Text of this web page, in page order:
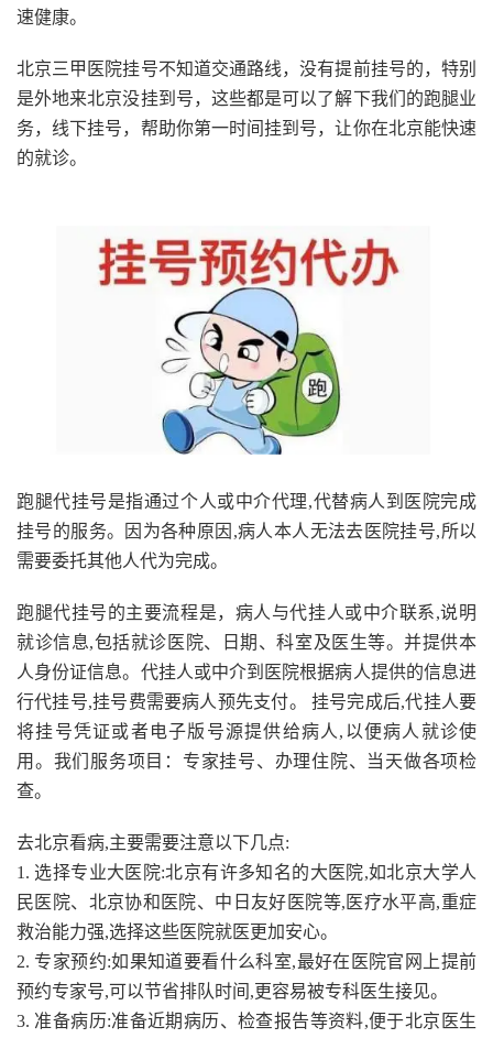
速健康。
北京三甲医院挂号不知道交通路线，没有提前挂号的，特别
是外地来北京没挂到号，这些都是可以了解下我们的跑腿业
务，线下挂号，帮助你第一时间挂到号，让你在北京能快速
的就诊。
跑腿代挂号是指通过个人或中介代理,代替病人到医院完成
挂号的服务。因为各种原因,病人本人无法去医院挂号,所以
需要委托其他人代为完成。
跑腿代挂号的主要流程是，病人与代挂人或中介联系,说明
就诊信息,包括就诊医院、日期、科室及医生等。并提供本
人身份证信息。代挂人或中介到医院根据病人提供的信息进
行代挂号,挂号费需要病人预先支付。 挂号完成后,代挂人要
将挂号凭证或者电子版号源提供给病人,以便病人就诊使
用。我们服务项目：专家挂号、办理住院、当天做各项检
查。
去北京看病,主要需要注意以下几点:
1. 选择专业大医院:北京有许多知名的大医院,如北京大学人
民医院、北京协和医院、中日友好医院等,医疗水平高,重症
救治能力强,选择这些医院就医更加安心。
2. 专家预约:如果知道要看什么科室,最好在医院官网上提前
预约专家号,可以节省排队时间,更容易被专科医生接见。
3. 准备病历:准备近期病历、检查报告等资料,便于北京医生